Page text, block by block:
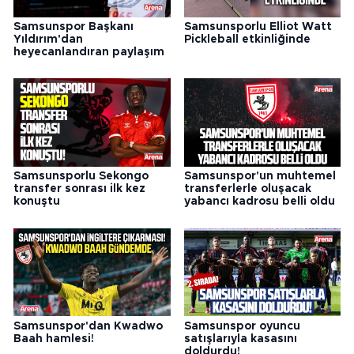
Samsunspor Başkanı
Yıldırım'dan
heyecanlandıran paylaşım
Samsunsporlu Elliot Watt
Pickleball etkinliğinde
Samsunsporlu Sekongo
transfer sonrası ilk kez
konuştu
Samsunspor'un muhtemel
transferlerle oluşacak
yabancı kadrosu belli oldu
Samsunspor'dan Kwadwo
Baah hamlesi!
Samsunspor oyuncu
satışlarıyla kasasını
doldurdu!